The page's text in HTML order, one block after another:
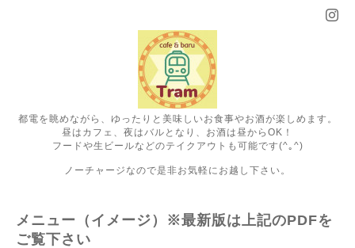
都電を眺めながら、ゆったりと美味しいお食事やお酒が楽しめます。
昼はカフェ、夜はバルとなり、お酒は昼からOK！
フードや生ビールなどのテイクアウトも可能です(^｡^)
ノーチャージなので是非お気軽にお越し下さい。
メニュー（イメージ）※最新版は上記のPDFを
ご覧下さい